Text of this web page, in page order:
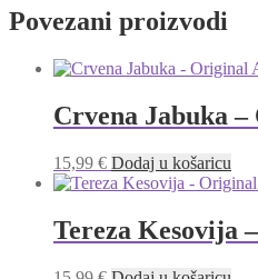
Povezani proizvodi
Crvena Jabuka
15,99 € Dodaj u košaricu
Tereza Kesovija